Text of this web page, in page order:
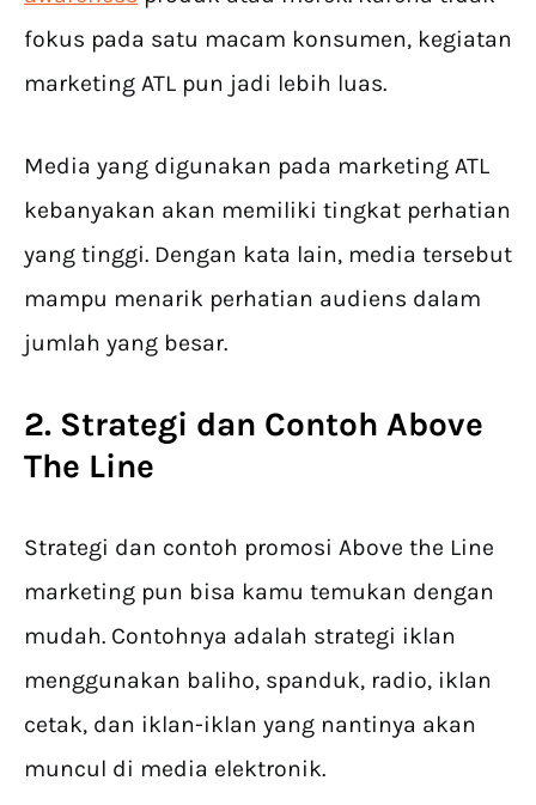
fokus pada satu macam konsumen, kegiatan
marketing ATL pun jadi lebih luas.
Media yang digunakan pada marketing ATL
kebanyakan akan memiliki tingkat perhatian
yang tinggi. Dengan kata lain, media tersebut
mampu menarik perhatian audiens dalam
jumlah yang besar.
2. Strategi dan Contoh Above
The Line
Strategi dan contoh promosi Above the Line
marketing pun bisa kamu temukan dengan
mudah. Contohnya adalah strategi iklan
menggunakan baliho, spanduk, radio, iklan
cetak, dan iklan-iklan yang nantinya akan
muncul di media elektronik.